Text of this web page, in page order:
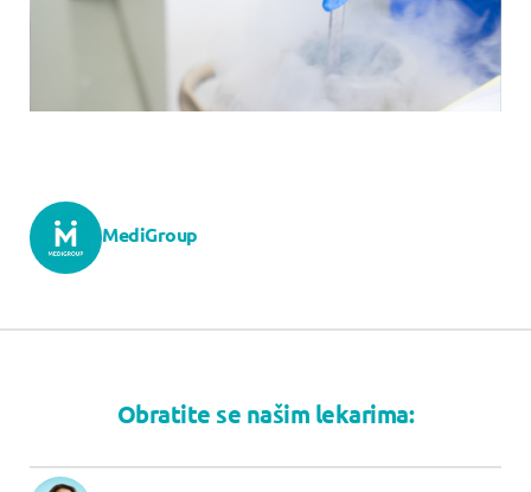
MediGroup
Obratite se našim lekarima: